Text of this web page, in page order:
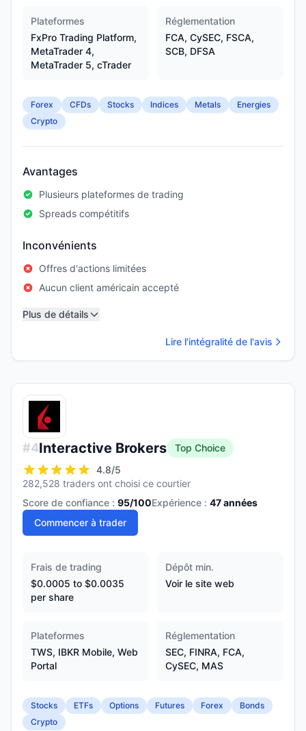
Plateformes
FxPro Trading Platform,
MetaTrader 4,
MetaTrader 5, cTrader
Réglementation
FCA, CySEC, FSCA,
SCB, DFSA
Forex CFDs Stocks Indices Metals
Energies
Crypto
Avantages
Plusieurs plateformes de trading
Spreads compétitifs
Inconvénients
Offres d'actions limitées
Aucun client américain accepté
Plus de détails
Lire l'intégralité de l'avis
#4Interactive Brokers
Top Choice
4.8/5
282,528 traders ont choisi ce courtier
Score de confiance : 95/100Expérience : 47années
Commencer à trader
Frais de trading
$0.0005 to $0.0035
per share
Dépôt min.
Voir le site web
Plateformes
TWS, IBKR Mobile, Web
Portal
Réglementation
SEC, FINRA, FCA,
CySEC, MAS
Stocks ETFs Options Futures Forex
Bonds
Crypto